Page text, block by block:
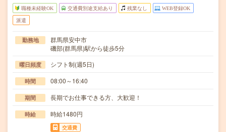
職種未経験OK 交通費別途支給あり 残業なし WEB登録OK
派遣
勤務地
群馬県安中市
磯部(群馬県)駅から徒歩5分
曜日頻度 シフト制(週5日)
時間 08:00～16:40
期間 長期でお仕事できる方、大歓迎！
時給 時給1480円
交通費